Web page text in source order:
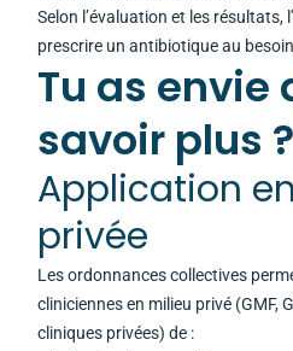
Selon l’évaluation et les résultats,
prescrire un antibiotique au
Tu as envie
savoir plus ?
Application
privée
Les ordonnances collectives
cliniciennes en milieu privé (GMF,
cliniques privées) de :